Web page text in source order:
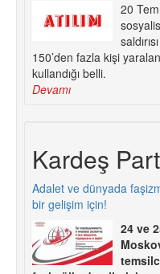
20
150’den fazla kişi
kullandığı belli.
Devamı
Kardeş
Adalet ve dünyada
bir gelişim için!
24 ve